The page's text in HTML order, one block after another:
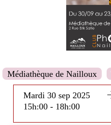
Médiathèque de Nailloux
Mardi 30 sep 2025
15h:00 - 18h:00